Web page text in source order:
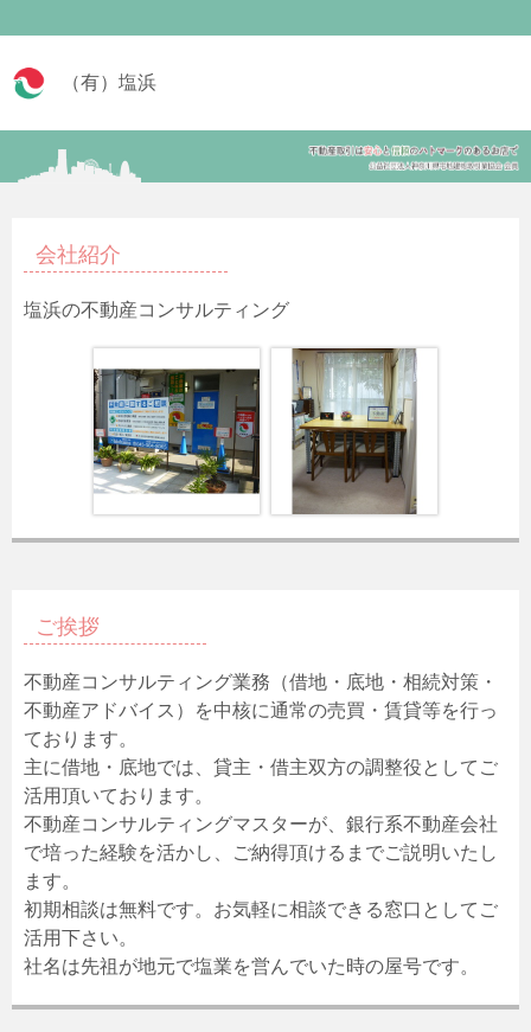
（有）塩浜
会社紹介
塩浜の不動産コンサルティング
ご挨拶
不動産コンサルティング業務（借地・底地・相続対策・
不動産アドバイス）を中核に通常の売買・賃貸等を行っ
ております。
主に借地・底地では、貸主・借主双方の調整役としてご
活用頂いております。
不動産コンサルティングマスターが、銀行系不動産会社
で培った経験を活かし、ご納得頂けるまでご説明いたし
ます。
初期相談は無料です。お気軽に相談できる窓口としてご
活用下さい。
社名は先祖が地元で塩業を営んでいた時の屋号です。